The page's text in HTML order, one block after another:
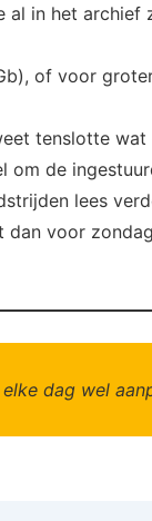
al in het
of voor
tenslotte
om de
lees
voor
dag wel